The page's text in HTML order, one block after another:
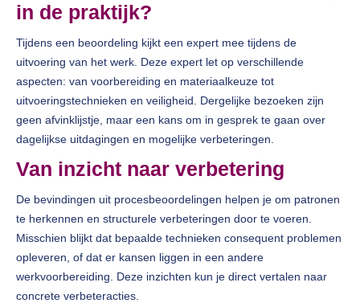
in de praktijk?
Tijdens een beoordeling kijkt een expert mee tijdens de
uitvoering van het werk. Deze expert let op verschillende
aspecten: van voorbereiding en materiaalkeuze tot
uitvoeringstechnieken en veiligheid. Dergelijke bezoeken zijn
geen afvinklijstje, maar een kans om in gesprek te gaan over
dagelijkse uitdagingen en mogelijke verbeteringen.
Van inzicht naar verbetering
De bevindingen uit procesbeoordelingen helpen je om patronen
te herkennen en structurele verbeteringen door te voeren.
Misschien blijkt dat bepaalde technieken consequent problemen
opleveren, of dat er kansen liggen in een andere
werkvoorbereiding. Deze inzichten kun je direct vertalen naar
concrete verbeteracties.